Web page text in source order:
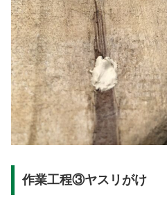
作業工程③ヤスリがけ